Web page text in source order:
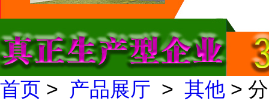
首页 > 产品展厅 > 其他 > 分